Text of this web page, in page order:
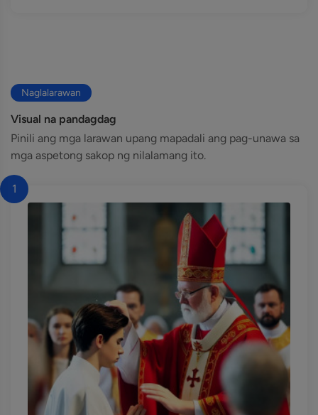
Naglalarawan
Visual na pandagdag
Pinili ang mga larawan upang mapadali ang pag-unawa sa
mga aspetong sakop ng nilalamang ito.
1